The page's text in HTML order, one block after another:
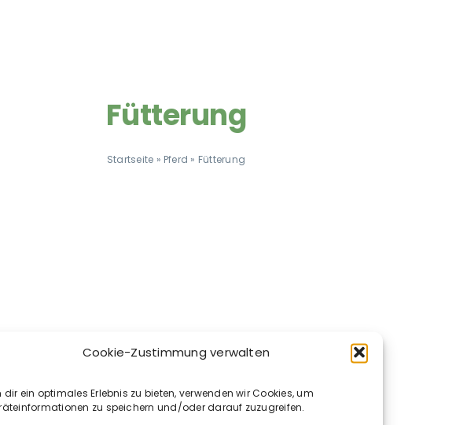
Cookie-Zustimmung verwalten
dir ein optimales Erlebnis zu bieten, verwenden wir Cookies, um
zu speichern und/oder darauf zuzugreifen.
Fütterung
Startseite » Pferd » Fütterung